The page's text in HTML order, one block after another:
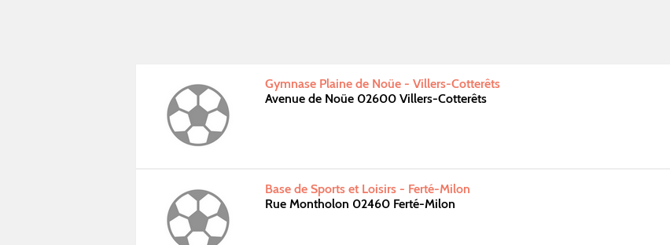
Gymnase Plaine de Noüe - Villers-Cotterêts
Avenue de Noüe 02600 Villers-Cotterêts
Base de Sports et Loisirs - Ferté-Milon
Rue Montholon 02460 Ferté-Milon